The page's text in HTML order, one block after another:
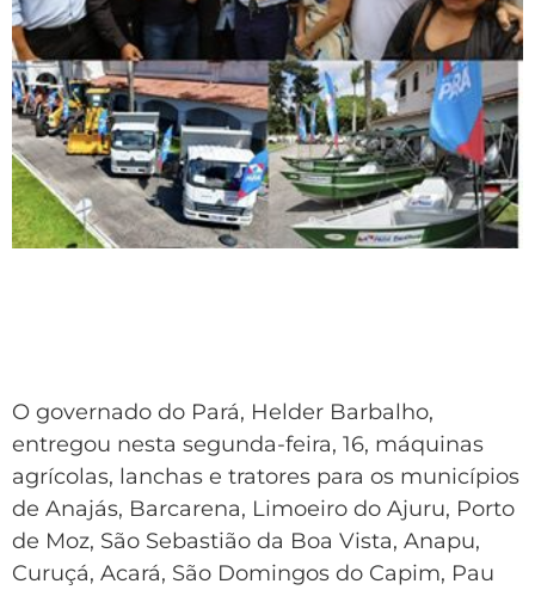
O governado do Pará, Helder Barbalho,
entregou nesta segunda-feira, 16, máquinas
agrícolas, lanchas e tratores para os municípios
de Anajás, Barcarena, Limoeiro do Ajuru, Porto
de Moz, São Sebastião da Boa Vista, Anapu,
Curuçá, Acará, São Domingos do Capim, Pau